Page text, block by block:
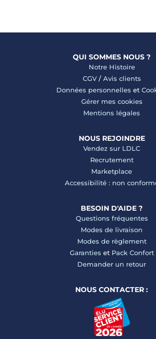
QUI SOMMES NOUS ?
Notre Histoire
CGV/ Avis clients
Données personnelles et
Gérer mes cookies
Mentions légales
NOUS REJOINDRE
Vendez sur LDLC
Recrutement
Marketplace
Accessibilité : non
BESOIN D'AIDE ?
Questions fréquentes
Modes de livraison
Modes de règlement
Garanties et Pack Confort
Demander un retour
NOUS CONTACTER :